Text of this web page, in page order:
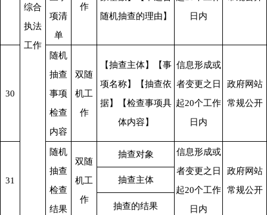
综合
执法
工作
项清
单
作
随机抽查的理由】
日内
30
随机
抽查
事项
检查
内容
双随
机工
作
【抽查主体】【事
项名称】【抽查依
据】【检查事项具
体内容】
信息形成或
者变更之日
起20个工作
日内
政府网站
常规公开
31
随机
抽查
检查
结果
双随
机工
作
抽查对象
信息形成或
者变更之日
起20个工作
日内
政府网站
常规公开
抽查主体
抽查的结果